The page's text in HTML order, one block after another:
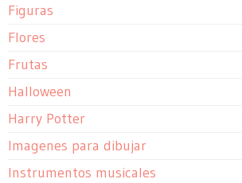
Figuras
Flores
Frutas
Halloween
Harry Potter
Imagenes para dibujar
Instrumentos musicales